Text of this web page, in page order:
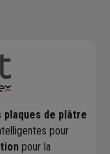
de plâtre
pour
pour la